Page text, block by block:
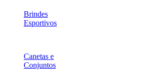
Brindes
Esportivos
Canetas e
Conjuntos